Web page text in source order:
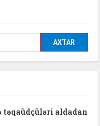
təqaüdçüləri aldadan